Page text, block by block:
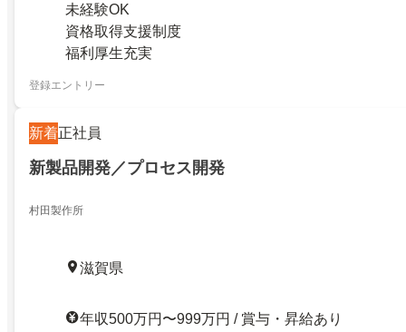
未経験OK
資格取得支援制度
福利厚生充実
登録エントリー
新着正社員
新製品開発／プロセス開発
村田製作所
滋賀県
年収500万円〜999万円 / 賞与・昇給あり